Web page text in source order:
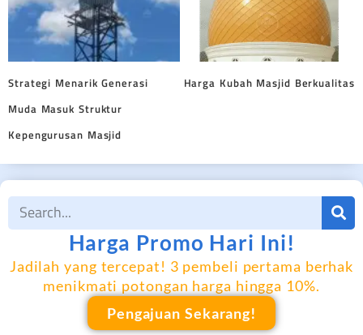
Strategi Menarik Generasi
Muda Masuk Struktur
Kepengurusan Masjid
Harga Kubah Masjid Berkualitas
Harga Promo Hari Ini!
Jadilah yang tercepat! 3 pembeli pertama berhak
menikmati potongan harga hingga 10%.
Pengajuan Sekarang!